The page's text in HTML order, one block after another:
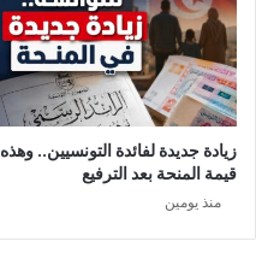
ل
ا
ل
د
و
ئ
ل
ه
زيادة جديدة لفائدة التونسيين.. وهذه
قيمة المنحة بعد الترفيع
منذ يومين